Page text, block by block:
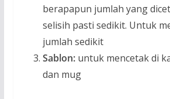
berapapun jumlah yang
selisih pasti sedikit. Untuk
jumlah sedikit
Sablon:untuk mencetak di
dan mug